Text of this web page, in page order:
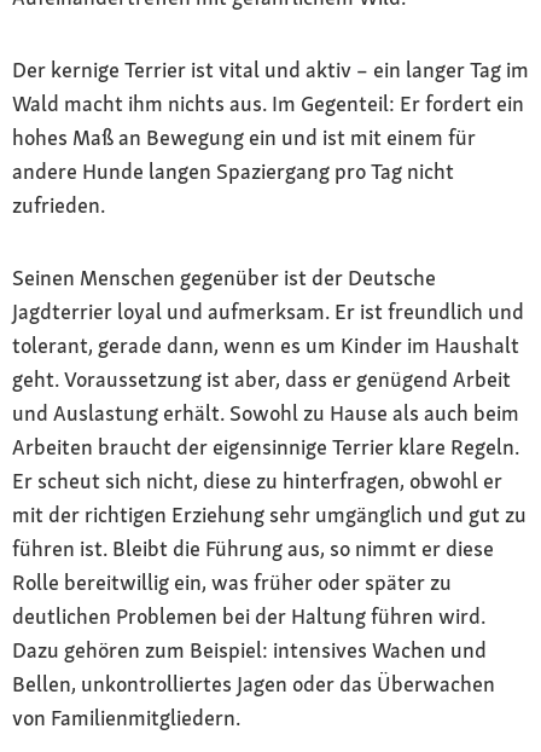
Der kernige Terrier ist vital und aktiv – ein langer Tag im
Wald macht ihm nichts aus. Im Gegenteil: Er fordert ein
hohes Maß an Bewegung ein und ist mit einem für
andere Hunde langen Spaziergang pro Tag nicht
zufrieden.
Seinen Menschen gegenüber ist der Deutsche
Jagdterrier loyal und aufmerksam. Er ist freundlich und
tolerant, gerade dann, wenn es um Kinder im Haushalt
geht. Voraussetzung ist aber, dass er genügend Arbeit
und Auslastung erhält. Sowohl zu Hause als auch beim
Arbeiten braucht der eigensinnige Terrier klare Regeln.
Er scheut sich nicht, diese zu hinterfragen, obwohl er
mit der richtigen Erziehung sehr umgänglich und gut zu
führen ist. Bleibt die Führung aus, so nimmt er diese
Rolle bereitwillig ein, was früher oder später zu
deutlichen Problemen bei der Haltung führen wird.
Dazu gehören zum Beispiel: intensives Wachen und
Bellen, unkontrolliertes Jagen oder das Überwachen
von Familienmitgliedern.